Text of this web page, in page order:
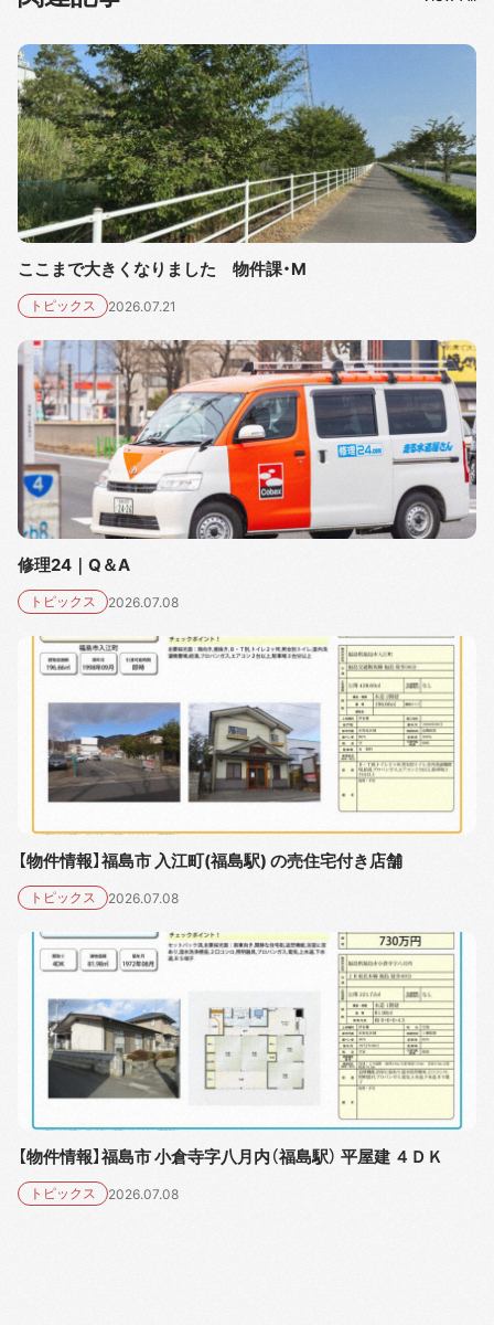
ここまで大きくなりました 物件課・M
トピックス 2026.07.21
修理24｜Q＆A
トピックス 2026.07.08
【物件情報】福島市 入江町(福島駅) の売住宅付き店舗
トピックス 2026.07.08
【物件情報】福島市 小倉寺字八月内（福島駅） 平屋建 ４ＤＫ
トピックス 2026.07.08